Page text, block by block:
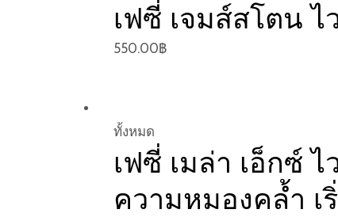
เฟซี่ เจมส์สโตน ไ
550.00฿
ทั้งหมด
เฟซี่ เมล่า เอ็กซ์
ความหมองคล้ำ เ